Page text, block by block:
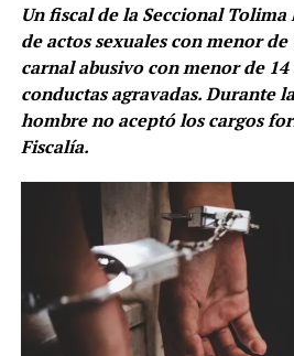
Un fiscal de la Seccional
de actos sexuales con menor de
carnal abusivo con menor de 14
conductas agravadas. Durante
hombre no aceptó los cargos
Fiscalía.